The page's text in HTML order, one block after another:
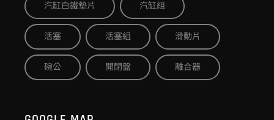
汽缸白鐵墊片 汽缸組
活塞 活塞組 滑動片
碗公 開閉盤 離合器